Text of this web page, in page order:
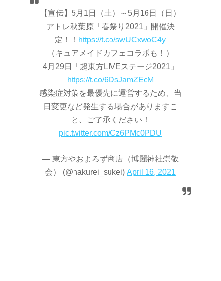
【宣伝】5月1日（土）～5月16日（日）
アトレ秋葉原「春祭り2021」開催決
定！！ https://t.co/swUCxwoC4y
（キュアメイドカフェコラボも！）
4月29日「超東方LIVEステージ2021」
https://t.co/6DsJamZEcM
感染症対策を最優先に運営するため、当
日変更など発生する場合がありますこ
と、ご了承ください！
pic.twitter.com/Cz6PMc0PDU
— 東方やおよろず商店（博麗神社崇敬
会） (@hakurei_sukei)April 16, 2021